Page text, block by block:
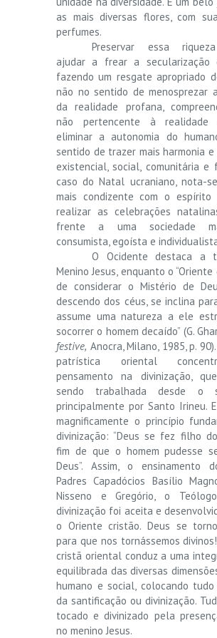
as mais diversas flores, com
perfumes.
Preservar essa
ajudar a frear a secularização
fazendo um resgate apropriado
não no sentido de menosprezar
da realidade profana,
não pertencente à realidade
eliminar a autonomia do
sentido de trazer mais harmonia
existencial, social, comunitária e
caso do Natal ucraniano, nota-
mais condizente com o espírito
realizar as celebrações
frente a uma sociedade
consumista, egoísta e
O Ocidente destaca a
Menino Jesus, enquanto o
de considerar o Mistério de
descendo dos céus, se inclina
assume uma natureza a ele
socorrer o homem decaído” (G.
festive, Anocra, Milano, 1985, p.
patrística oriental
pensamento na divinização,
sendo trabalhada desde o
principalmente por Santo Irineu.
magnificamente o princípio
divinização: “Deus se fez filho
fim de que o homem pudesse
Deus”. Assim, o ensinamento
Padres Capadócios Basílio
Nisseno e Gregório, o
divinização foi aceita e
o Oriente cristão. Deus se
para que nos tornássemos
cristã oriental conduz a uma
equilibrada das diversas
humano e social, colocando
da santificação ou divinização.
tocado e divinizado pela
no menino Jesus.